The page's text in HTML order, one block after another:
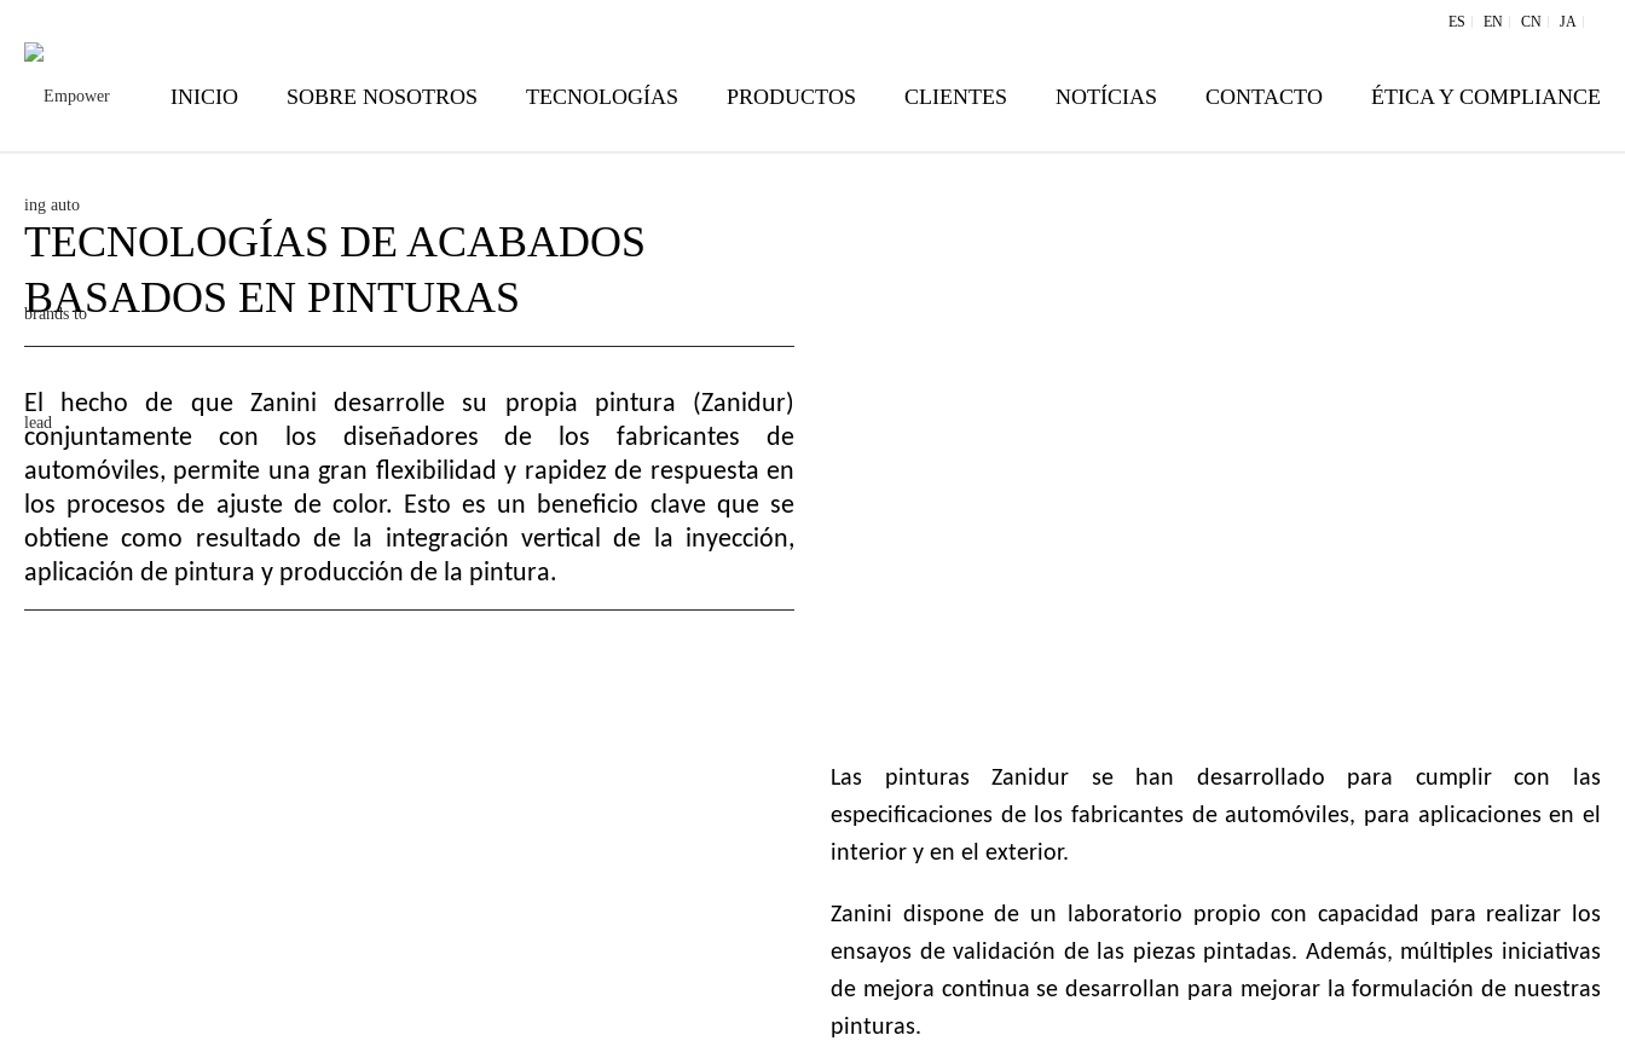
ES EN CN JA
INICIO SOBRE NOSOTROS TECNOLOGÍAS PRODUCTOS CLIENTES NOTÍCIAS CONTACTO ÉTICA Y COMPLIANCE
TECNOLOGÍAS DE ACABADOS
BASADOS EN PINTURAS
El hecho de que Zanini desarrolle su propia pintura (Zanidur)
conjuntamente con los diseñadores de los fabricantes de
automóviles, permite una gran flexibilidad y rapidez de respuesta en
los procesos de ajuste de color. Esto es un beneficio clave que se
obtiene como resultado de la integración vertical de la inyección,
aplicación de pintura y producción de la pintura.
Las pinturas Zanidur se han desarrollado para cumplir con las
especificaciones de los fabricantes de automóviles, para aplicaciones en el
interior y en el exterior.
Zanini dispone de un laboratorio propio con capacidad para realizar los
ensayos de validación de las piezas pintadas. Además, múltiples iniciativas
de mejora continua se desarrollan para mejorar la formulación de nuestras
pinturas.